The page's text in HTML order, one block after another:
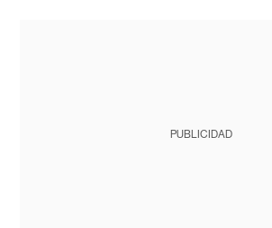
PUBLICIDAD